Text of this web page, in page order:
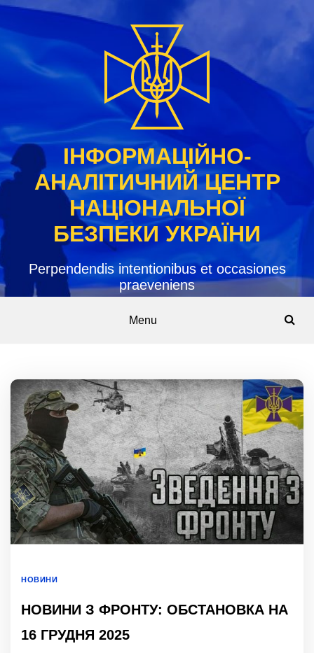
Skip
content
ІНФОРМАЦІЙНО-
АНАЛІТИЧНИЙ ЦЕНТР
НАЦІОНАЛЬНОЇ
БЕЗПЕКИ УКРАЇНИ
Perpendendis intentionibus et occasiones
praeveniens
Menu
НОВИНИ
НОВИНИ З ФРОНТУ: ОБСТАНОВКА НА
16 ГРУДНЯ 2025